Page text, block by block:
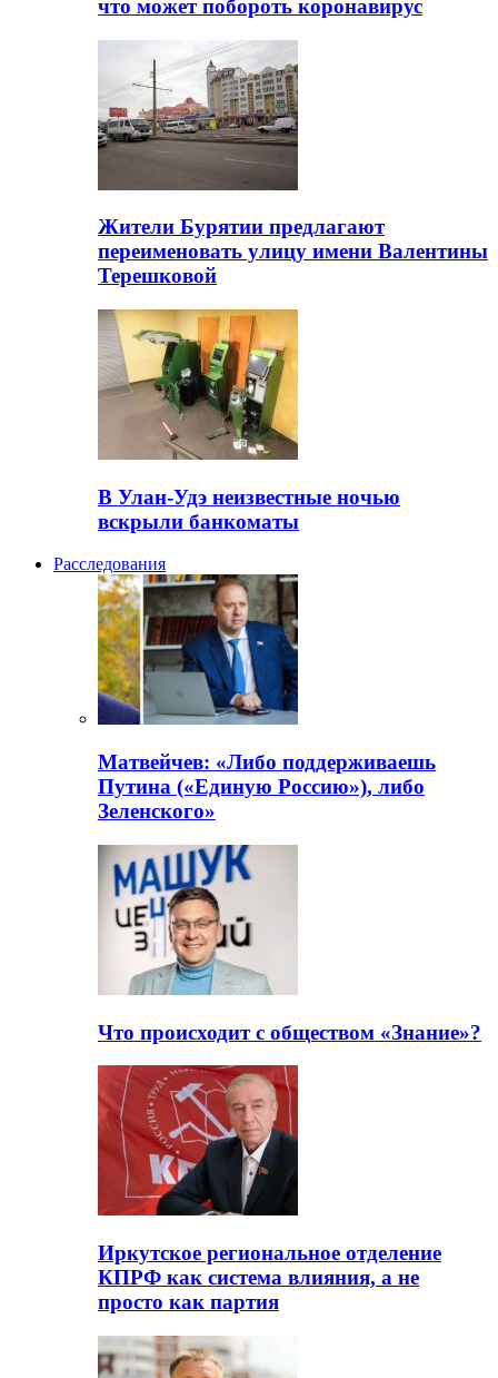
что может побороть коронавирус
Жители Бурятии предлагают
переименовать улицу имени Валентины
Терешковой
В Улан-Удэ неизвестные ночью
вскрыли банкоматы
Расследования
Матвейчев: «Либо поддерживаешь
Путина («Единую Россию»), либо
Зеленского»
Что происходит с обществом «Знание»?
Иркутское региональное отделение
КПРФ как система влияния, а не
просто как партия